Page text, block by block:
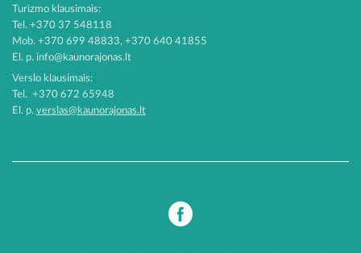
Turizmo klausimais:
Tel. +370 37 548118
Mob. +370 699 48833, +370 640 41855
El. p. info@kaunorajonas.lt
Verslo klausimais:
Tel. +370 672 65948
El. p. verslas@kaunorajonas.lt